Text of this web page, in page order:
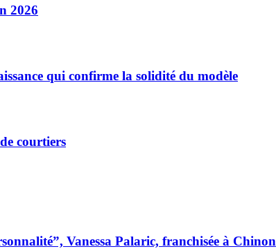
2026
qui confirme la solidité du modèle
courtiers
Vanessa Palaric, franchisée à Chinon